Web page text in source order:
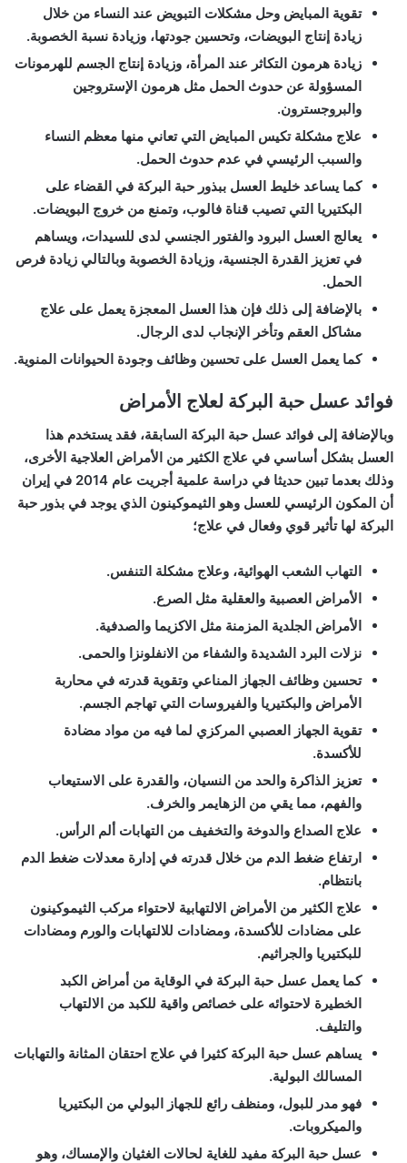
تقوية المبايض وحل مشكلات التبويض عند النساء من خلال
زيادة إنتاج البويضات، وتحسين جودتها، وزيادة نسبة الخصوبة.
زيادة هرمون التكاثر عند المرأة، وزيادة إنتاج الجسم للهرمونات
المسؤولة عن حدوث الحمل مثل هرمون الإستروجين
والبروجسترون.
علاج مشكلة تكيس المبايض التي تعاني منها معظم النساء
والسبب الرئيسي في عدم حدوث الحمل.
كما يساعد خليط العسل ببذور حبة البركة في القضاء على
البكتيريا التي تصيب قناة فالوب، وتمنع من خروج البويضات.
يعالج العسل البرود والفتور الجنسي لدى للسيدات، ويساهم
في تعزيز القدرة الجنسية، وزيادة الخصوبة وبالتالي زيادة فرص
الحمل.
بالإضافة إلى ذلك فإن هذا العسل المعجزة يعمل على علاج
مشاكل العقم وتأخر الإنجاب لدى الرجال.
كما يعمل العسل على تحسين وظائف وجودة الحيوانات المنوية.
فوائد عسل حبة البركة لعلاج الأمراض
وبالإضافة إلى فوائد عسل حبة البركة السابقة، فقد يستخدم هذا
العسل بشكل أساسي في علاج الكثير من الأمراض العلاجية الأخرى،
وذلك بعدما تبين حديثا في دراسة علمية أجريت عام 2014 في إيران
أن المكون الرئيسي للعسل وهو الثيموكينون الذي يوجد في بذور حبة
البركة لها تأثير قوي وفعال في علاج؛
التهاب الشعب الهوائية، وعلاج مشكلة التنفس.
الأمراض العصبية والعقلية مثل الصرع.
الأمراض الجلدية المزمنة مثل الاكزيما والصدفية.
نزلات البرد الشديدة والشفاء من الانفلونزا والحمى.
تحسين وظائف الجهاز المناعي وتقوية قدرته في محاربة
الأمراض والبكتيريا والفيروسات التي تهاجم الجسم.
تقوية الجهاز العصبي المركزي لما فيه من مواد مضادة
للأكسدة.
تعزيز الذاكرة والحد من النسيان، والقدرة على الاستيعاب
والفهم، مما يقي من الزهايمر والخرف.
علاج الصداع والدوخة والتخفيف من التهابات ألم الرأس.
ارتفاع ضغط الدم من خلال قدرته في إدارة معدلات ضغط الدم
بانتظام.
علاج الكثير من الأمراض الالتهابية لاحتواء مركب الثيموكينون
على مضادات للأكسدة، ومضادات للالتهابات والورم ومضادات
للبكتيريا والجراثيم.
كما يعمل عسل حبة البركة في الوقاية من أمراض الكبد
الخطيرة لاحتوائه على خصائص واقية للكبد من الالتهاب
والتليف.
يساهم عسل حبة البركة كثيرا في علاج احتقان المثانة والتهابات
المسالك البولية.
فهو مدر للبول، ومنظف رائع للجهاز البولي من البكتيريا
والميكروبات.
عسل حبة البركة مفيد للغاية لحالات الغثيان والإمساك، وهو